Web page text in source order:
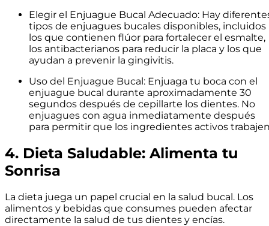
Elegir el Enjuague Bucal Adecuado: Hay
tipos de enjuagues bucales disponibles, incluidos
los que contienen flúor para fortalecer el esmalte,
los antibacterianos para reducir la placa y los que
ayudan a prevenir la gingivitis.
Uso del Enjuague Bucal: Enjuaga tu boca con el
enjuague bucal durante aproximadamente 30
segundos después de cepillarte los dientes. No
enjuagues con agua inmediatamente después
para permitir que los ingredientes activos
4. Dieta Saludable: Alimenta tu
Sonrisa
La dieta juega un papel crucial en la salud bucal. Los
alimentos y bebidas que consumes pueden afectar
directamente la salud de tus dientes y encías.